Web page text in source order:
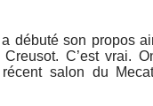
débuté son propos
Creusot. C’est vrai.
récent salon du